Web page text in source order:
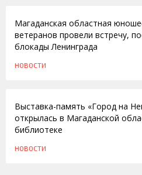
Магаданская областная
ветеранов провели встречу,
блокады Ленинграда
НОВОСТИ
Выставка-память «Город на
открылась в Магаданской
библиотеке
НОВОСТИ